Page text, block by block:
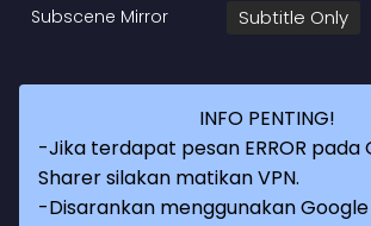
Subscene Mirror Subtitle Only
INFO PENTING!
-Jika terdapat pesan ERROR pada
Sharer silakan matikan VPN.
-Disarankan menggunakan